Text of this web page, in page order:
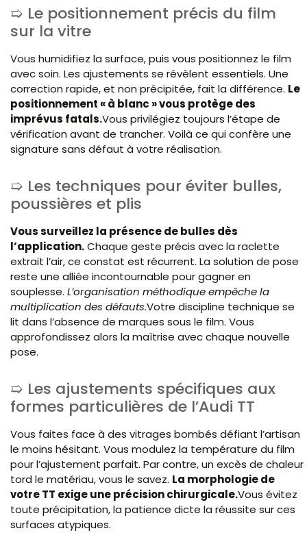
Le positionnement précis du film
sur la vitre
Vous humidifiez la surface, puis vous positionnez le film
avec soin. Les ajustements se révèlent essentiels. Une
correction rapide, et non précipitée, fait la différence. Le
positionnement « à blanc » vous protège des
imprévus fatals.Vous privilégiez toujours l’étape de
vérification avant de trancher. Voilà ce qui confère une
signature sans défaut à votre réalisation.
Les techniques pour éviter bulles,
poussières et plis
Vous surveillez la présence de bulles dès
l’application.Chaque geste précis avec la raclette
extrait l’air, ce constat est récurrent. La solution de pose
reste une alliée incontournable pour gagner en
souplesse. L’organisation méthodique empêche la
multiplication des défauts.Votre discipline technique se
lit dans l’absence de marques sous le film. Vous
approfondissez alors la maîtrise avec chaque nouvelle
pose.
Les ajustements spécifiques aux
formes particulières de l’Audi TT
Vous faites face à des vitrages bombés défiant l’artisan
le moins hésitant. Vous modulez la température du film
pour l’ajustement parfait. Par contre, un excès de chaleur
tord le matériau, vous le savez. La morphologie de
votre TT exige une précision chirurgicale.Vous évitez
toute précipitation, la patience dicte la réussite sur ces
surfaces atypiques.